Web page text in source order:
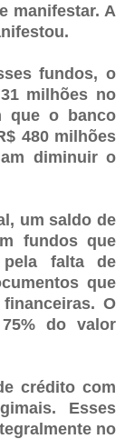
manifestar. A
fundos, o
milhões no
que o banco
480 milhões
diminuir o
um saldo de
fundos que
pela falta de
que
O
do valor
crédito com
Esses
no